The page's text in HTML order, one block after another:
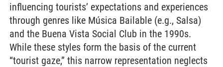
influencing tourists’ expectations and experiences
through genres like Música Bailable (e.g., Salsa)
and the Buena Vista Social Club in the 1990s.
While these styles form the basis of the current
“tourist gaze,” this narrow representation neglects